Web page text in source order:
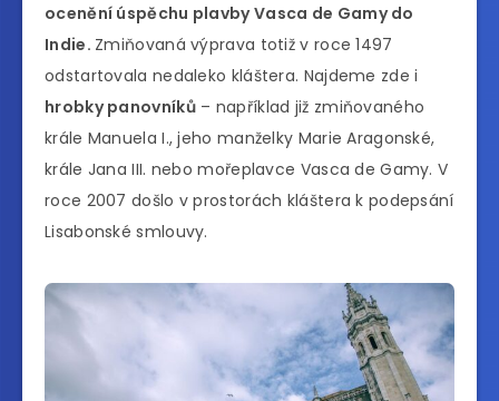
ocenění úspěchu plavby Vasca de Gamy do
Indie. Zmiňovaná výprava totiž v roce 1497
odstartovala nedaleko kláštera. Najdeme zde i
hrobky panovníků– například již zmiňovaného
krále Manuela I., jeho manželky Marie Aragonské,
krále Jana III. nebo mořeplavce Vasca de Gamy. V
roce 2007 došlo v prostorách kláštera k podepsání
Lisabonské smlouvy.